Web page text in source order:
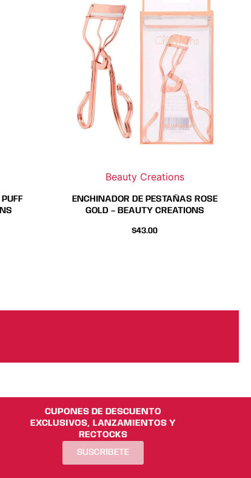
Beauty Creations
ENCHINADOR DE PESTAÑAS ROSE
GOLD – BEAUTY CREATIONS
$43.00
CUPONES DE DESCUENTO
EXCLUSIVOS, LANZAMIENTOS Y
RECTOCKS
SUSCRÍBETE